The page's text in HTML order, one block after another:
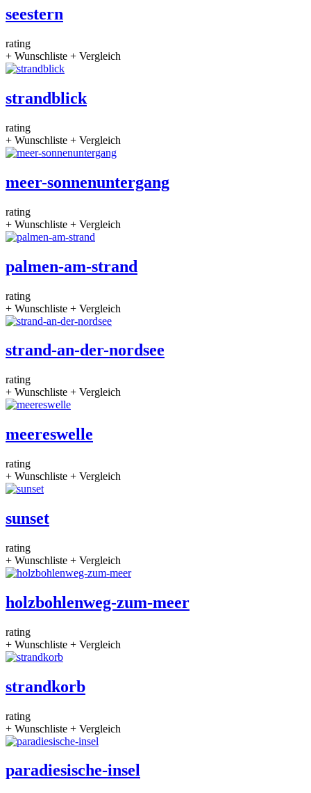
seestern
rating
+ Wunschliste + Vergleich
strandblick
rating
+ Wunschliste + Vergleich
meer-sonnenuntergang
rating
+ Wunschliste + Vergleich
palmen-am-strand
rating
+ Wunschliste + Vergleich
strand-an-der-nordsee
rating
+ Wunschliste + Vergleich
meereswelle
rating
+ Wunschliste + Vergleich
sunset
rating
+ Wunschliste + Vergleich
holzbohlenweg-zum-meer
rating
+ Wunschliste + Vergleich
strandkorb
rating
+ Wunschliste + Vergleich
paradiesische-insel